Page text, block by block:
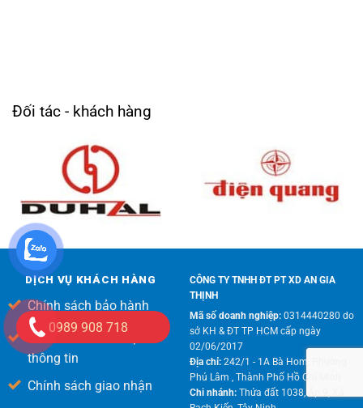
Đối tác - khách hàng
DỊCH VỤ KHÁCH HÀNG
Chính sách bảo hành
Chính sách bảo mật
thông tin
Chính sách giao nhận
CÔNG TY TNHH ĐT PT XD AN GIA
THỊNH
Mã số doanh nghiệp:0314440280 do
sở KH & ĐT TP HCM cấp ngày
02/06/2017
Địa chỉ:242/1 - 1A Bà Hom, Phường
Phú Lâm , Thành Phố Hồ Chí Minh
Chi nhánh: Thửa đất 1038, Ấp 9, Xã
0989 908 718